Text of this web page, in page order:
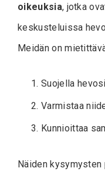
oikeuksia, jotka
keskusteluissa
Meidän on
Suojella
Varmistaa
Kunnioittaa
Näiden